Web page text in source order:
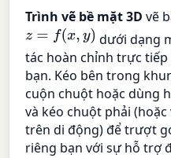
Trình vẽ bề mặt 3D vẽ
z=f(x ,y)
dưới dạng
tác hoàn chỉnh trực
bạn. Kéo bên trong
cuộn chuột hoặc dùng
và kéo chuột phải
trên di động) để trượt
riêng bạn với sự hỗ trợ